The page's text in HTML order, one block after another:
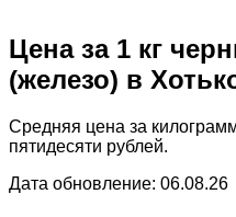
Цена за 1 кг
(железо) в
Средняя цена за
пятидесяти рублей.
Дата обновление: 06.08.26